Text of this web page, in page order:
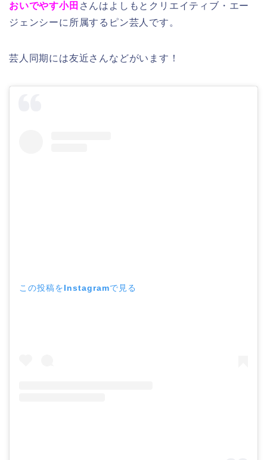
おいでやす小田 さんはよしもとクリエイティブ・エー
ジェンシーに所属するピン芸人です。
芸人同期には友近さんなどがいます！
この投稿をInstagramで見る